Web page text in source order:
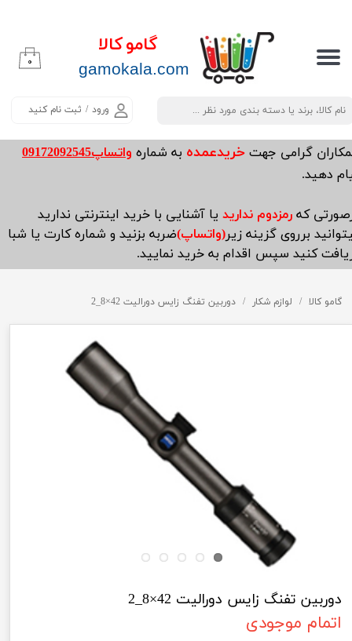
گامو کالا
​​​​​​gamokala.com
ورود / ثبت نام کنید
حساب کاربری من
تغییر گذر واژه
سفارشات
خروج از حساب کاربری
۰
گرامی جهت خریدعمده به شماره واتساپ09172092545
دهید.
که رمزدوم ندارید یا آشنایی با خرید اینترنتی ندارید
برروی گزینه زیر(واتساپ)ضربه بزنید و شماره کارت یا شبا
کنید سپس اقدام به خرید نمایید.
گامو کالا لوازم شکار دوربین تفنگ زایس دورالیت 42×8_2
دوربین تفنگ زایس دورالیت 42×8_2
اتمام موجودی